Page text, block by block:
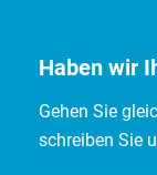
Haben wir
Gehen Sie
schreiben Sie